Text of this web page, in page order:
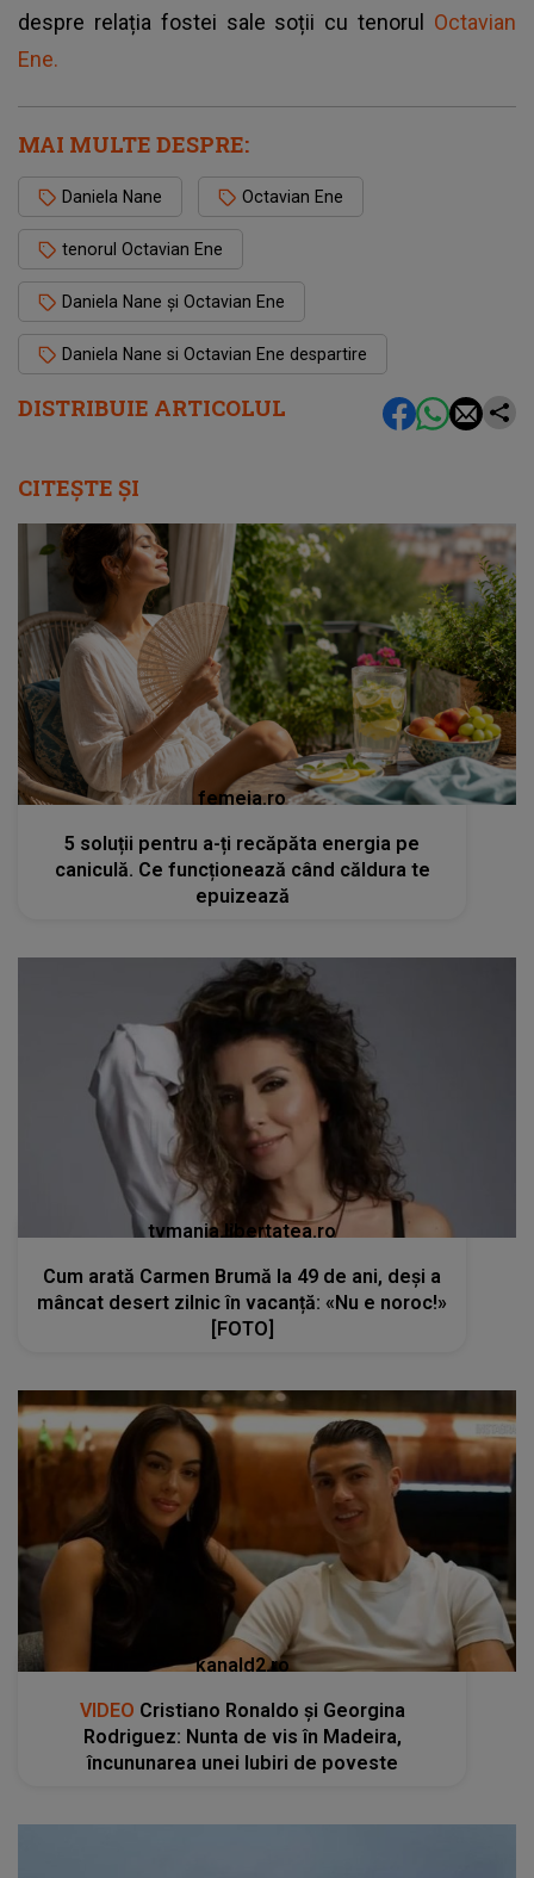
DISTRIBUIE ARTICOLUL
despre relația fostei sale soții cu tenorul Octavian
Ene.
MAI MULTE DESPRE:
Daniela Nane Octavian Ene
tenorul Octavian Ene
Daniela Nane și Octavian Ene
Daniela Nane si Octavian Ene despartire
CITEȘTE ȘI
femeia.ro
5 soluții pentru a-ți recăpăta energia pe
caniculă. Ce funcționează când căldura te
epuizează
tvmania.libertatea.ro
Cum arată Carmen Brumă la 49 de ani, deși a
mâncat desert zilnic în vacanță: «Nu e noroc!»
[FOTO]
kanald2.ro
VIDEO Cristiano Ronaldo și Georgina
Rodriguez: Nunta de vis în Madeira,
încununarea unei Iubiri de poveste